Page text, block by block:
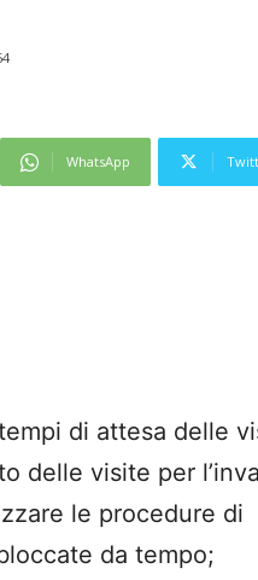
WhatsApp
di attesa delle
delle visite per
le procedure di
da tempo;